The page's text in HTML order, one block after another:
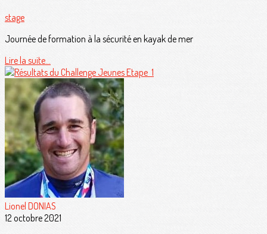
stage
Journée de formation à la sécurité en kayak de mer
Lire la suite...
Lionel DONIAS
12 octobre 2021